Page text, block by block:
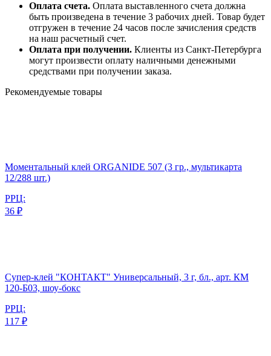
Оплата счета. Оплата выставленного счета должна
быть произведена в течение 3 рабочих дней. Товар будет
отгружен в течение 24 часов после зачисления средств
на наш расчетный счет.
Оплата при получении. Клиенты из Санкт-Петербурга
могут произвести оплату наличными денежными
средствами при получении заказа.
Рекомендуемые товары
Моментальный клей ORGANIDE 507 (3 гр., мультикарта
12/288 шт.)
РРЦ:
36 ₽
Супер-клей "КОНТАКТ" Универсальный, 3 г, бл., арт. КМ
120-Б03, шоу-бокс
РРЦ:
117 ₽